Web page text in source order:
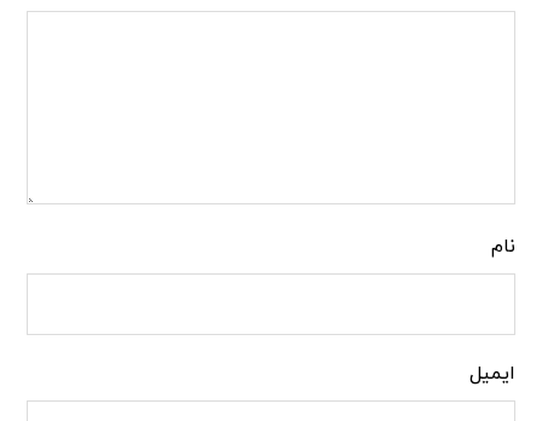
نام
ایمیل